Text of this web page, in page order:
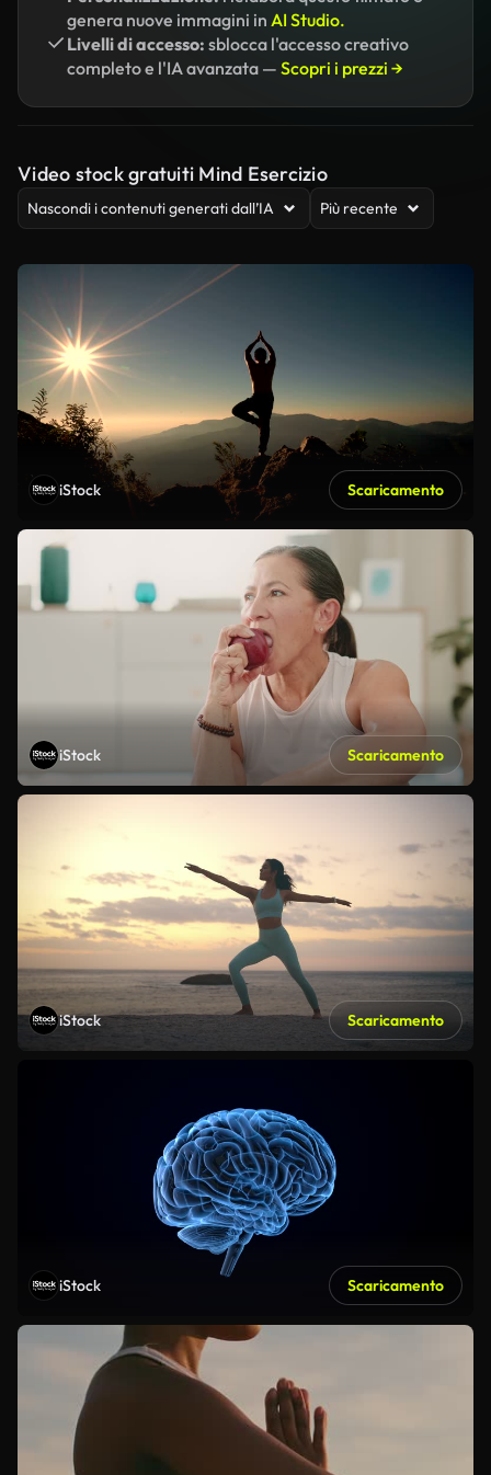
genera nuove immagini in AI Studio.
Livelli di accesso: sblocca l'accesso creativo
completo e l'IA avanzata — Scopri i prezzi →
Video stock gratuiti Mind Esercizio
Nascondi i contenuti generati dall’IA Più recente
iStock Scaricamento
iStock Scaricamento
iStock Scaricamento
iStock Scaricamento